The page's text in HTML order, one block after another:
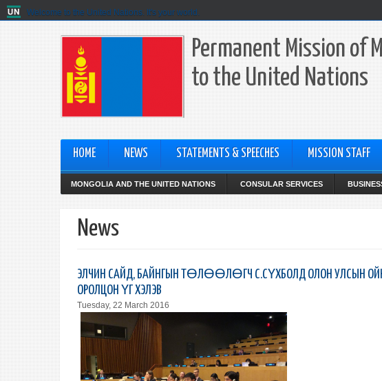
Welcome to the United Nations. It's your world.
Permanent Mission of
to the United Nations
HOME NEWS STATEMENTS & SPEECHES MISSION STAFF
MONGOLIA AND THE UNITED NATIONS CONSULAR SERVICES
News
ЭЛЧИН САЙД, БАЙНГЫН ТӨЛӨӨЛӨГЧ С.СҮХБОЛД ОЛОН УЛСЫН
ОРОЛЦОН ҮГ ХЭЛЭВ
Tuesday, 22 March 2016